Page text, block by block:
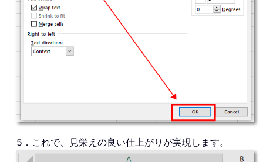
5．これで、見栄えの良い仕上がりが実現します。